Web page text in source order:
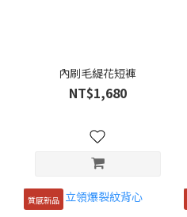
內刷毛緹花短褲
NT$1,680
質感新品